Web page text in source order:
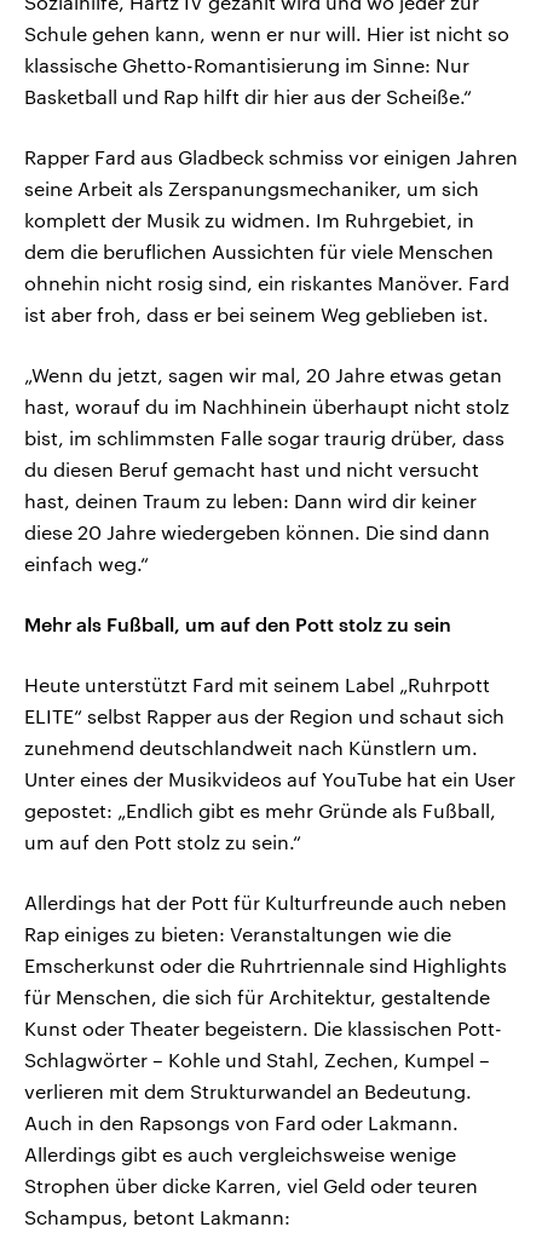
Schule gehen kann, wenn er nur will. Hier ist nicht so
klassische Ghetto-Romantisierung im Sinne: Nur
Basketball und Rap hilft dir hier aus der Scheiße.“
Rapper Fard aus Gladbeck schmiss vor einigen Jahren
seine Arbeit als Zerspanungsmechaniker, um sich
komplett der Musik zu widmen. Im Ruhrgebiet, in
dem die beruflichen Aussichten für viele Menschen
ohnehin nicht rosig sind, ein riskantes Manöver. Fard
ist aber froh, dass er bei seinem Weg geblieben ist.
„Wenn du jetzt, sagen wir mal, 20 Jahre etwas getan
hast, worauf du im Nachhinein überhaupt nicht stolz
bist, im schlimmsten Falle sogar traurig drüber, dass
du diesen Beruf gemacht hast und nicht versucht
hast, deinen Traum zu leben: Dann wird dir keiner
diese 20 Jahre wiedergeben können. Die sind dann
einfach weg.“
Mehr als Fußball, um auf den Pott stolz zu sein
Heute unterstützt Fard mit seinem Label „Ruhrpott
ELITE“ selbst Rapper aus der Region und schaut sich
zunehmend deutschlandweit nach Künstlern um.
Unter eines der Musikvideos auf YouTube hat ein User
gepostet: „Endlich gibt es mehr Gründe als Fußball,
um auf den Pott stolz zu sein.“
Allerdings hat der Pott für Kulturfreunde auch neben
Rap einiges zu bieten: Veranstaltungen wie die
Emscherkunst oder die Ruhrtriennale sind Highlights
für Menschen, die sich für Architektur, gestaltende
Kunst oder Theater begeistern. Die klassischen Pott-
Schlagwörter – Kohle und Stahl, Zechen, Kumpel –
verlieren mit dem Strukturwandel an Bedeutung.
Auch in den Rapsongs von Fard oder Lakmann.
Allerdings gibt es auch vergleichsweise wenige
Strophen über dicke Karren, viel Geld oder teuren
Schampus, betont Lakmann: